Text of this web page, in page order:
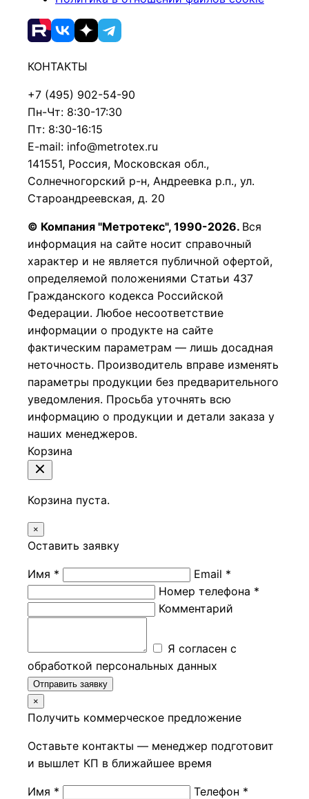
КОНТАКТЫ
+7 (495) 902-54-90
Пн-Чт: 8:30-17:30
Пт: 8:30-16:15
E-mail: info@metrotex.ru
141551, Россия, Московская обл.,
Солнечногорский р-н, Андреевка р.п., ул.
Староандреевская, д. 20
© Компания "Метротекс", 1990-2026. Вся
информация на сайте носит справочный
характер и не является публичной офертой,
определяемой положениями Статьи 437
Гражданского кодекса Российской
Федерации. Любое несоответствие
информации о продукте на сайте
фактическим параметрам — лишь досадная
неточность. Производитель вправе изменять
параметры продукции без предварительного
уведомления. Просьба уточнять всю
информацию о продукции и детали заказа у
наших менеджеров.
Корзина
Корзина пуста.
×
Оставить заявку
Имя *
Email *
Номер телефона *
Комментарий
Я согласен с
обработкой персональных данных
Отправить заявку
×
Получить коммерческое предложение
Оставьте контакты — менеджер подготовит
и вышлет КП в ближайшее время
Имя *
Телефон *